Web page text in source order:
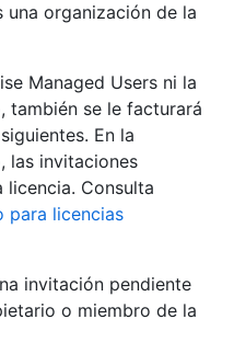
organización de la
Managed Users ni la
también se le facturará
En la
las invitaciones
licencia. Consulta
para licencias
invitación pendiente
o miembro de la